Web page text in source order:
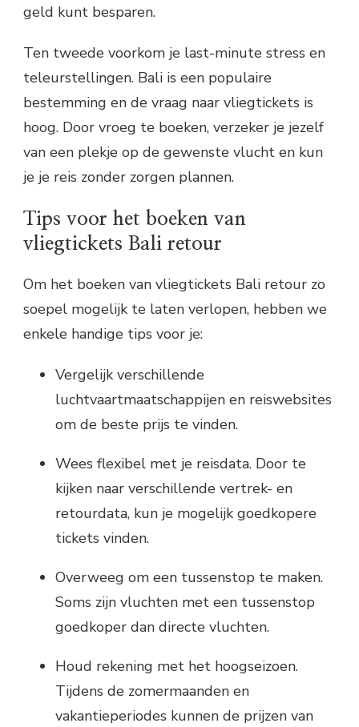
geld kunt besparen.
Ten tweede voorkom je last-minute stress en
teleurstellingen. Bali is een populaire
bestemming en de vraag naar vliegtickets is
hoog. Door vroeg te boeken, verzeker je jezelf
van een plekje op de gewenste vlucht en kun
je je reis zonder zorgen plannen.
Tips voor het boeken van
vliegtickets Bali retour
Om het boeken van vliegtickets Bali retour zo
soepel mogelijk te laten verlopen, hebben we
enkele handige tips voor je:
Vergelijk verschillende
luchtvaartmaatschappijen en reiswebsites
om de beste prijs te vinden.
Wees flexibel met je reisdata. Door te
kijken naar verschillende vertrek- en
retourdata, kun je mogelijk goedkopere
tickets vinden.
Overweeg om een tussenstop te maken.
Soms zijn vluchten met een tussenstop
goedkoper dan directe vluchten.
Houd rekening met het hoogseizoen.
Tijdens de zomermaanden en
vakantieperiodes kunnen de prijzen van